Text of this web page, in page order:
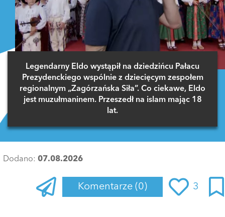
Legendarny Eldo wystąpił na dziedzińcu Pałacu
Prezydenckiego wspólnie z dziecięcym zespołem
regionalnym „Zagórzańska Siła”. Co ciekawe, Eldo
jest muzułmaninem. Przeszedł na islam mając 18
lat.
Dodano: 07.08.2026
Komentarze (0) 3